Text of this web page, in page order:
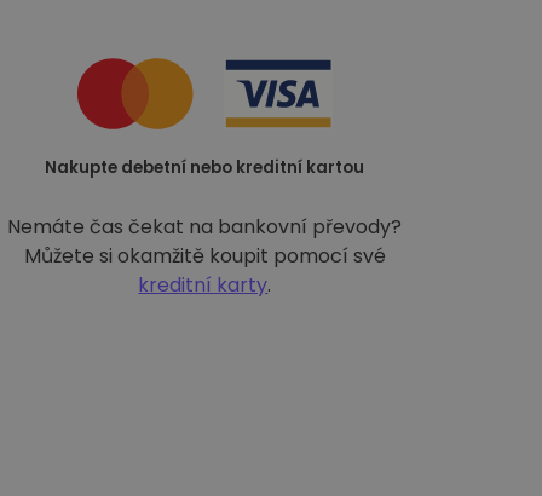
Nakupte debetní nebo kreditní kartou
Nemáte čas čekat na bankovní převody?
Můžete si okamžitě koupit pomocí své
kreditní karty.